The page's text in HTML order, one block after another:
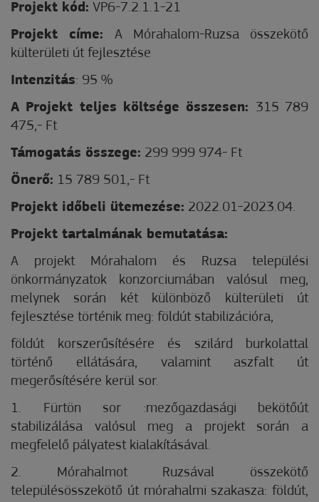
Projekt kód: VP6-7.2.1.1-21
Projekt címe: A Mórahalom-Ruzsa összekötő
külterületi út fejlesztése
Intenzitás: 95 %
A Projekt teljes költsége összesen: 315 789
475,- Ft
Támogatás összege: 299 999 974- Ft
Önerő: 15 789 501,- Ft
Projekt időbeli ütemezése: 2022.01-2023.04.
Projekt tartalmának bemutatása:
A projekt Mórahalom és Ruzsa települési
önkormányzatok konzorciumában valósul meg,
melynek során két különböző külterületi út
fejlesztése történik meg: földút stabilizációra,
földút korszerűsítésére és szilárd burkolattal
történő ellátására, valamint aszfalt út
megerősítésére kerül sor.
1. Fürtön sor :mezőgazdasági bekötőút
stabilizálása valósul meg a projekt során a
megfelelő pályatest kialakításával.
2. Mórahalmot Ruzsával összekötő
településösszekötő út mórahalmi szakasza: földút,